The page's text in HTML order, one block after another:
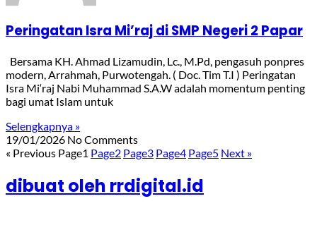
Peringatan Isra Mi’raj di SMP Negeri 2 Papar
Bersama KH. Ahmad Lizamudin, Lc., M.Pd, pengasuh ponpres
modern, Arrahmah, Purwotengah. ( Doc. Tim T.I ) Peringatan
Isra Mi‘raj Nabi Muhammad S.A.W adalah momentum penting
bagi umat Islam untuk
Selengkapnya »
19/01/2026 No Comments
« Previous Page1 Page2 Page3 Page4 Page5 Next »
dibuat oleh rrdigital.id